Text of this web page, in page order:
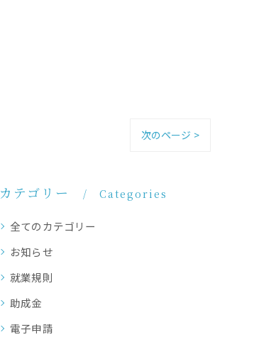
次のページ >
カテゴリー Categories
全てのカテゴリー
お知らせ
就業規則
助成金
電子申請